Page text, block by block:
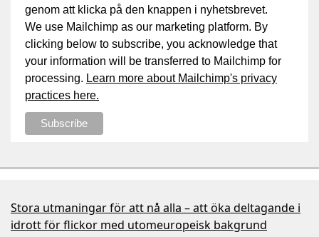
genom att klicka på den knappen i nyhetsbrevet.
We use Mailchimp as our marketing platform. By
clicking below to subscribe, you acknowledge that
your information will be transferred to Mailchimp for
processing. Learn more about Mailchimp's privacy
practices here.
Stora utmaningar för att nå alla – att öka deltagande i
idrott för flickor med utomeuropeisk bakgrund